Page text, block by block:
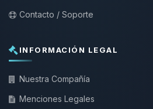
Contacto / Soporte
INFORMACIÓN LEGAL
Nuestra Compañía
Menciones Legales